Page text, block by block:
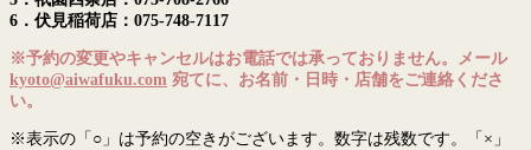
6．伏見稲荷店：075-748-7117
※予約の変更やキャンセルはお電話では承っておりません。メール
kyoto@aiwafuku.com 宛てに、お名前・日時・店舗をご連絡くださ
い。
※表示の「○」は予約の空きがございます。数字は残数です。「×」